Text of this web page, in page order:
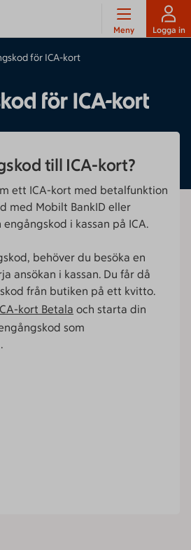
Meny Logga in
för ICA-kort
för ICA-kort
till ICA-kort?
ett ICA-kort med betalfunktion
med Mobilt BankID eller
i kassan på ICA.
behöver du besöka en
ansökan i kassan. Du får då
från butiken på ett kvitto.
kort Betala och starta din
som